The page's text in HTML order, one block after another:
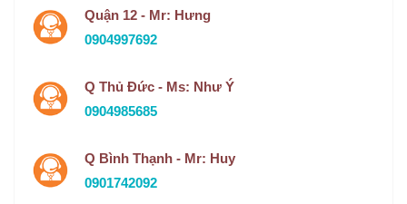
Quận 12 - Mr: Hưng
0904997692
Q Thủ Đức - Ms: Như Ý
0904985685
Q Bình Thạnh - Mr: Huy
0901742092